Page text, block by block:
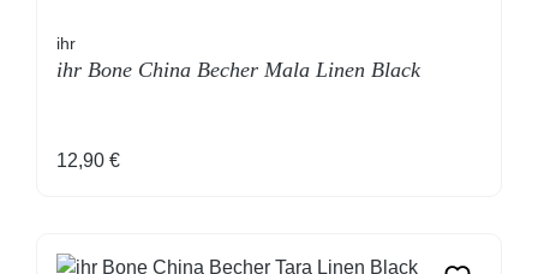
ihr
ihr Bone China Becher Mala Linen Black
Regulärer Preis:
12,90 €